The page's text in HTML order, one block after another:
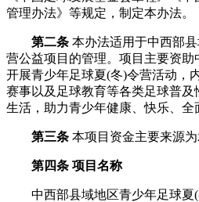
管理办法》等规定，制定本办法。
第二条 本办法适用于中西部
营公益项目的管理。项目主要资
开展青少年足球夏(冬)令营活动，
赛事以及足球教育等各类足球普
生活，助力青少年健康、快乐、全
第三条 本项目资金主要来源
第四条 项目名称
中西部县域地区青少年足球夏(